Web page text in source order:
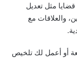
مثل تعديل
والعلاقات مع
أو أعمل لك تلخيص